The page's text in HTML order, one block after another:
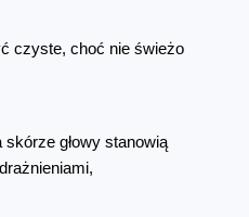
czyste, choć nie świeżo
skórze głowy stanowią